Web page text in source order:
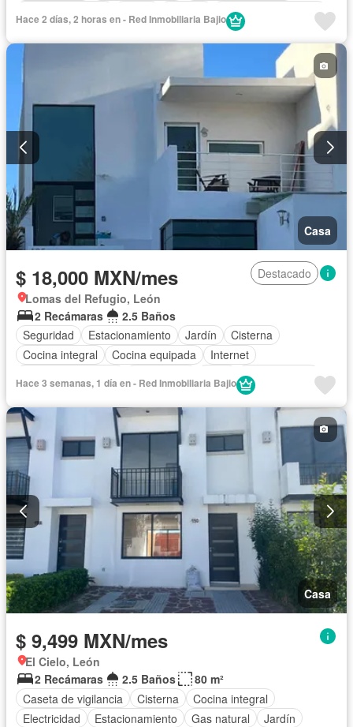
Caseta de vigilancia
Asador
Permite mascotas
Hace 2 días, 2 horas en - Red Inmobiliaria Bajio
Casa
$ 18,000 MXN/mes
Destacado
Lomas del Refugio, León
2 Recámaras
2.5 Baños
Seguridad
Estacionamiento Jardín
Cisterna
Cocina integral
Cocina equipada
Internet
Zonas verdes
Completamente amueblado
Hace 3 semanas, 1 día en - Red Inmobiliaria Bajio
Casa
$ 9,499 MXN/mes
El Cielo, León
2 Recámaras
2.5 Baños
80 m²
Caseta de vigilancia
Cisterna
Cocina integral
Electricidad
Estacionamiento Gas natural
Jardín